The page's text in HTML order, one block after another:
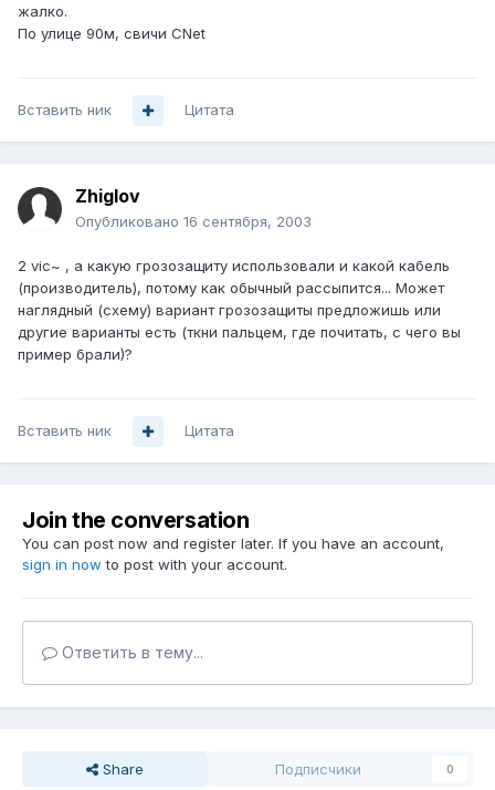
жалко.
По улице 90м, свичи CNet
Вставить ник Цитата
Zhiglov
Опубликовано 16 сентября, 2003
2 vic~ , а какую грозозащиту использовали и какой кабель
(производитель), потому как обычный рассыпится... Может
наглядный (схему) вариант грозозащиты предложишь или
другие варианты есть (ткни пальцем, где почитать, с чего вы
пример брали)?
Вставить ник Цитата
Join the conversation
You can post now and register later. If you have an account,
sign in now to post with your account.
Ответить в тему...
Share Подписчики 0